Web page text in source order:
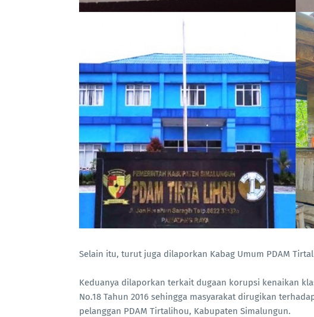
Selain itu, turut juga dilaporkan Kabag Umum PDAM
Keduanya dilaporkan terkait dugaan korupsi kenaikan
No.18 Tahun 2016 sehingga masyarakat dirugikan
pelanggan PDAM Tirtalihou, Kabupaten Simalungun.